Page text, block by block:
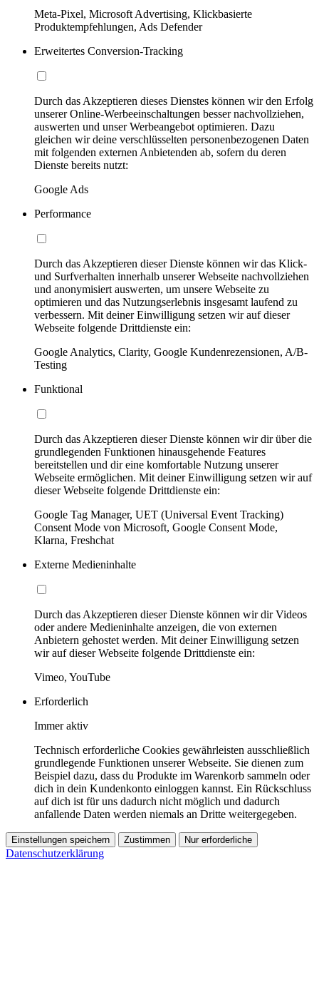
Meta-Pixel, Microsoft Advertising, Klickbasierte
Produktempfehlungen, Ads Defender
Erweitertes Conversion-Tracking
Durch das Akzeptieren dieses Dienstes können wir den Erfolg
unserer Online-Werbeeinschaltungen besser nachvollziehen,
auswerten und unser Werbeangebot optimieren. Dazu
gleichen wir deine verschlüsselten personenbezogenen Daten
mit folgenden externen Anbietenden ab, sofern du deren
Dienste bereits nutzt:
Google Ads
Performance
Durch das Akzeptieren dieser Dienste können wir das Klick-
und Surfverhalten innerhalb unserer Webseite nachvollziehen
und anonymisiert auswerten, um unsere Webseite zu
optimieren und das Nutzungserlebnis insgesamt laufend zu
verbessern. Mit deiner Einwilligung setzen wir auf dieser
Webseite folgende Drittdienste ein:
Google Analytics, Clarity, Google Kundenrezensionen, A/B-
Testing
Funktional
Durch das Akzeptieren dieser Dienste können wir dir über die
grundlegenden Funktionen hinausgehende Features
bereitstellen und dir eine komfortable Nutzung unserer
Webseite ermöglichen. Mit deiner Einwilligung setzen wir auf
dieser Webseite folgende Drittdienste ein:
Google Tag Manager, UET (Universal Event Tracking)
Consent Mode von Microsoft, Google Consent Mode,
Klarna, Freshchat
Externe Medieninhalte
Durch das Akzeptieren dieser Dienste können wir dir Videos
oder andere Medieninhalte anzeigen, die von externen
Anbietern gehostet werden. Mit deiner Einwilligung setzen
wir auf dieser Webseite folgende Drittdienste ein:
Vimeo, YouTube
Erforderlich
Immer aktiv
Technisch erforderliche Cookies gewährleisten ausschließlich
grundlegende Funktionen unserer Webseite. Sie dienen zum
Beispiel dazu, dass du Produkte im Warenkorb sammeln oder
dich in dein Kundenkonto einloggen kannst. Ein Rückschluss
auf dich ist für uns dadurch nicht möglich und dadurch
anfallende Daten werden niemals an Dritte weitergegeben.
Einstellungen speichern Zustimmen Nur erforderliche
Datenschutzerklärung